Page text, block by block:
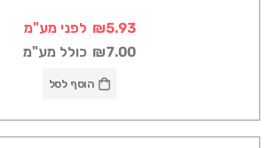
₪5.93 לפני מע"מ
₪7.00 כולל מע"מ
הוסף לסל